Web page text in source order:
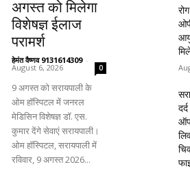
अगस्त को मिलेगा
विशेषज्ञ ईलाज
परामर्श
हेमंत वैष्णव 9131614309 -
August 6, 2026 0
9 अगस्त को सरायपाली के
ओम हॉस्पिटल में जनरल
मेडिसिन विशेषज्ञ डॉ. एस.
कुमार देंगे सेवाएं सरायपाली।
ओम हॉस्पिटल, सरायपाली में
रविवार, 9 अगस्त 2026...